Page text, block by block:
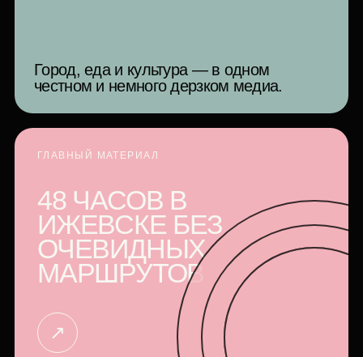
Город, еда и культура — в одном
честном и немного дерзком медиа.
ГЛАВНЫЙ МАТЕРИАЛ
48 ЧАСОВ В
ИЖЕВСКЕ БЕЗ
ОЧЕВИДНЫХ
МАРШРУТОВ
↗